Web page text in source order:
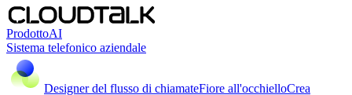
ProdottoAI
Sistema telefonico aziendale
Designer del flusso di chiamateFiore all'occhielloCrea